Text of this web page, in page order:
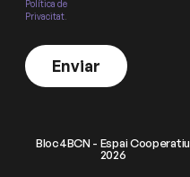
Política de
Privacitat
Enviar
Bloc4BCN - Espai Cooperatiu
2026